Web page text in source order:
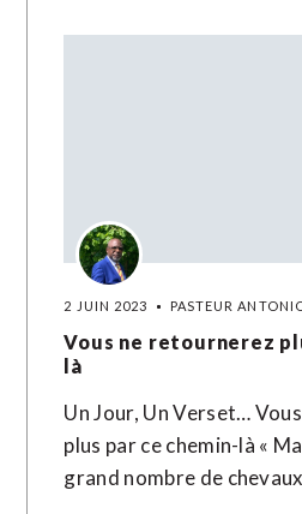
2 JUIN 2023 PASTEUR
Vous ne retournerez
là
Un Jour, Un Verset…
plus par ce chemin-là «
grand nombre de